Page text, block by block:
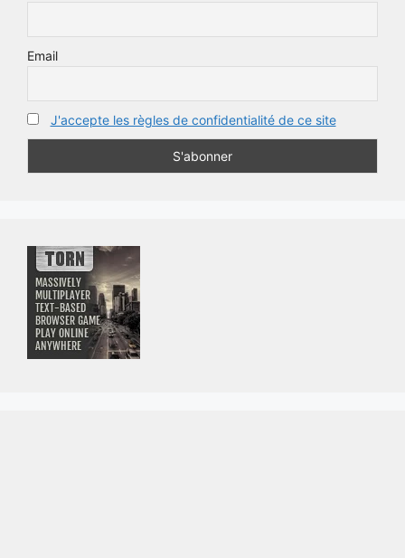
Email
J'accepte les règles de confidentialité de ce site